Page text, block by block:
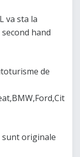
va sta la
hand
de
sunt originale